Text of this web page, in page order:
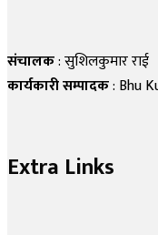
संचालक: सुशिलकुमार राई
कार्यकारी सम्पादक: Bhu
Extra Links